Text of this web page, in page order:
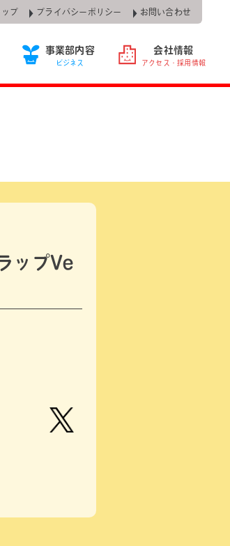
ップ プライバシーポリシー お問い合わせ
事業部内容
ビジネス
会社情報
アクセス・採用情報
ップVe